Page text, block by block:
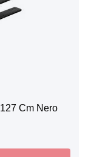
Cm Nero